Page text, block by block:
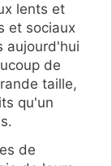
lents et
et sociaux
aujourd'hui
de
taille,
qu'un
de